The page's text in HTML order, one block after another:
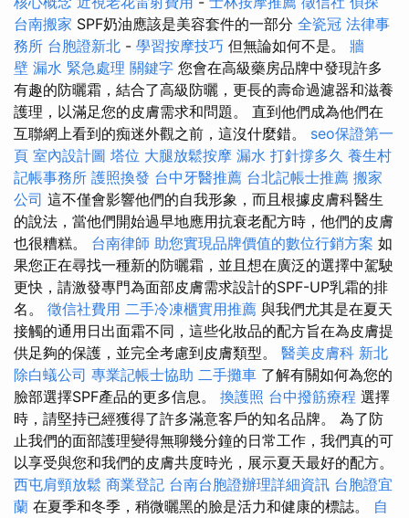
台南搬家 SPF奶油應該是美容套件的一部分 全瓷冠 法律事
務所 台胞證新北 - 學習按摩技巧 但無論如何不是。 牆
壁 漏水 緊急處理 關鍵字 您會在高級藥房品牌中發現許多
有趣的防曬霜，結合了高級防曬，更長的壽命過濾器和滋養
護理，以滿足您的皮膚需求和問題。 直到他們成為他們在
互聯網上看到的痴迷外觀之前，這沒什麼錯。 seo保證第一
頁 室內設計圖 塔位 大腿放鬆按摩 漏水 打針撐多久 養生村
記帳事務所 護照換發 台中牙醫推薦 台北記帳士推薦 搬家
公司 這不僅會影響他們的自我形象，而且根據皮膚科醫生
的說法，當他們開始過早地應用抗衰老配方時，他們的皮膚
也很糟糕。 台南律師 助您實現品牌價值的數位行銷方案 如
果您正在尋找一種新的防曬霜，並且想在廣泛的選擇中駕駛
更快，請激發專門為面部皮膚需求設計的SPF-UP乳霜的排
名。 徵信社費用 二手冷凍櫃實用推薦 與我們尤其是在夏天
接觸的通用日出面霜不同，這些化妝品的配方旨在為皮膚提
供足夠的保護，並完全考慮到皮膚類型。 醫美皮膚科 新北
除白蟻公司 專業記帳士協助 二手攤車 了解有關如何為您的
臉部選擇SPF產品的更多信息。 換護照 台中撥筋療程 選擇
時，請堅持已經獲得了許多滿意客戶的知名品牌。 為了防
止我們的面部護理變得無聊幾分鐘的日常工作，我們真的可
以享受與您和我們的皮膚共度時光，展示夏天最好的配方。
西屯肩頸放鬆 商業登記 台南台胞證辦理詳細資訊 台胞證宜
蘭 在夏季和冬季，稍微曬黑的臉是活力和健康的標誌。 自